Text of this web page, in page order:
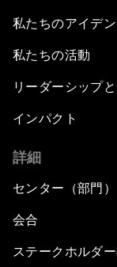
私たちのアイデ
私たちの活動
リーダーシップ
インパクト
詳細
センター（部門）
会合
ステークホルダ